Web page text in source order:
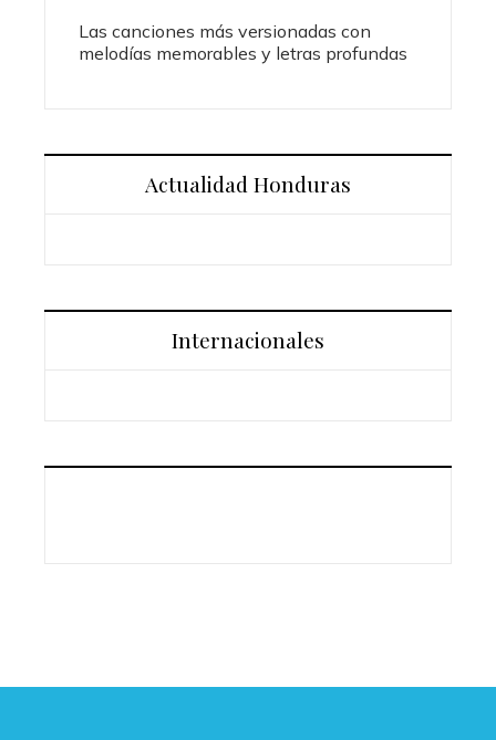
Las canciones más versionadas con
melodías memorables y letras profundas
Actualidad Honduras
Internacionales